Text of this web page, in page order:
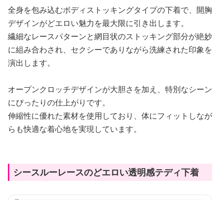
全身を包み込むボディストッキングタイプの下着で、開胸
デザインがどエロい魅力を最大限に引き出します。
繊細なレースパターンと網目状のストッキング部分が絶妙
に組み合わされ、セクシーでありながら洗練された印象を
演出します。
オープンクロッチデザインが大胆さを加え、特別なシーン
にぴったりの仕上がりです。
伸縮性に優れた素材を使用しており、体にフィットしなが
らも快適な着心地を実現しています。
シースルーレースのどエロい透明感テディ下着